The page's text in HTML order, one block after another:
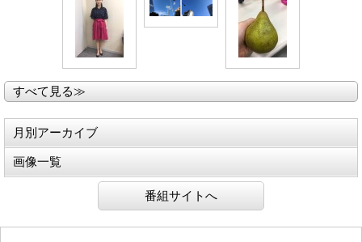
すべて見る≫
月別アーカイブ
画像一覧
番組サイトへ